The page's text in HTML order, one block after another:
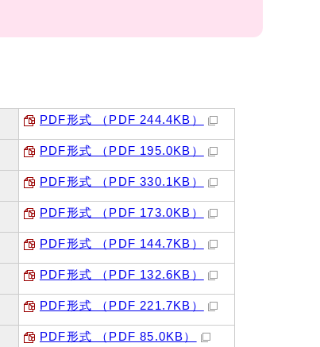
PDF形式 （PDF 244.4KB）
PDF形式 （PDF 195.0KB）
PDF形式 （PDF 330.1KB）
PDF形式 （PDF 173.0KB）
PDF形式 （PDF 144.7KB）
PDF形式 （PDF 132.6KB）
PDF形式 （PDF 221.7KB）
PDF形式 （PDF 85.0KB）